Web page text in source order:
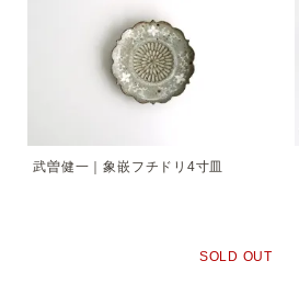
武曽健一｜象嵌フチドリ4寸皿
SOLD OUT